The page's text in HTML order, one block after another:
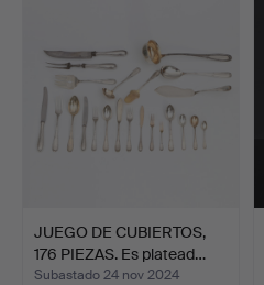
JUEGO DE CUBIERTOS,
176 PIEZAS. Es platead…
Subastado 24 nov 2024